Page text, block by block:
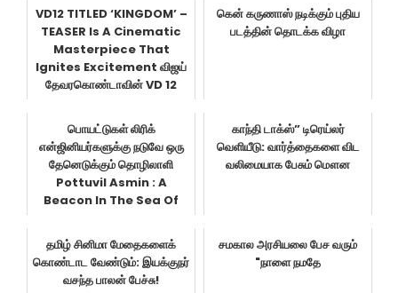
VD12 TITLED ‘KINGDOM’ –
TEASER Is A Cinematic
Masterpiece That
Ignites Excitement விஜய்
தேவரகொண்டாவின் VD 12
கென் கருணாஸ் நடிக்கும் புதிய
படத்தின் தொடக்க விழா
பொயட்டுகள் லிரிக்
என்ஜினியர்களுக்கு நடுவே ஒரு
தேனெடுக்கும் தொழிலாளி
Pottuvil Asmin : A
Beacon In The Sea Of
காந்தி டாக்ஸ்” டிரெய்லர்
வெளியீடு: வார்த்தைகளை விட
வலிமையாக பேசும் மௌன
தமிழ் சினிமா மேதைகளைக்
கொண்டாட வேண்டும்: இயக்குநர்
வசந்த பாலன் பேச்சு!
சமகால அரசியலை பேச வரும்
"நாளை நமதே